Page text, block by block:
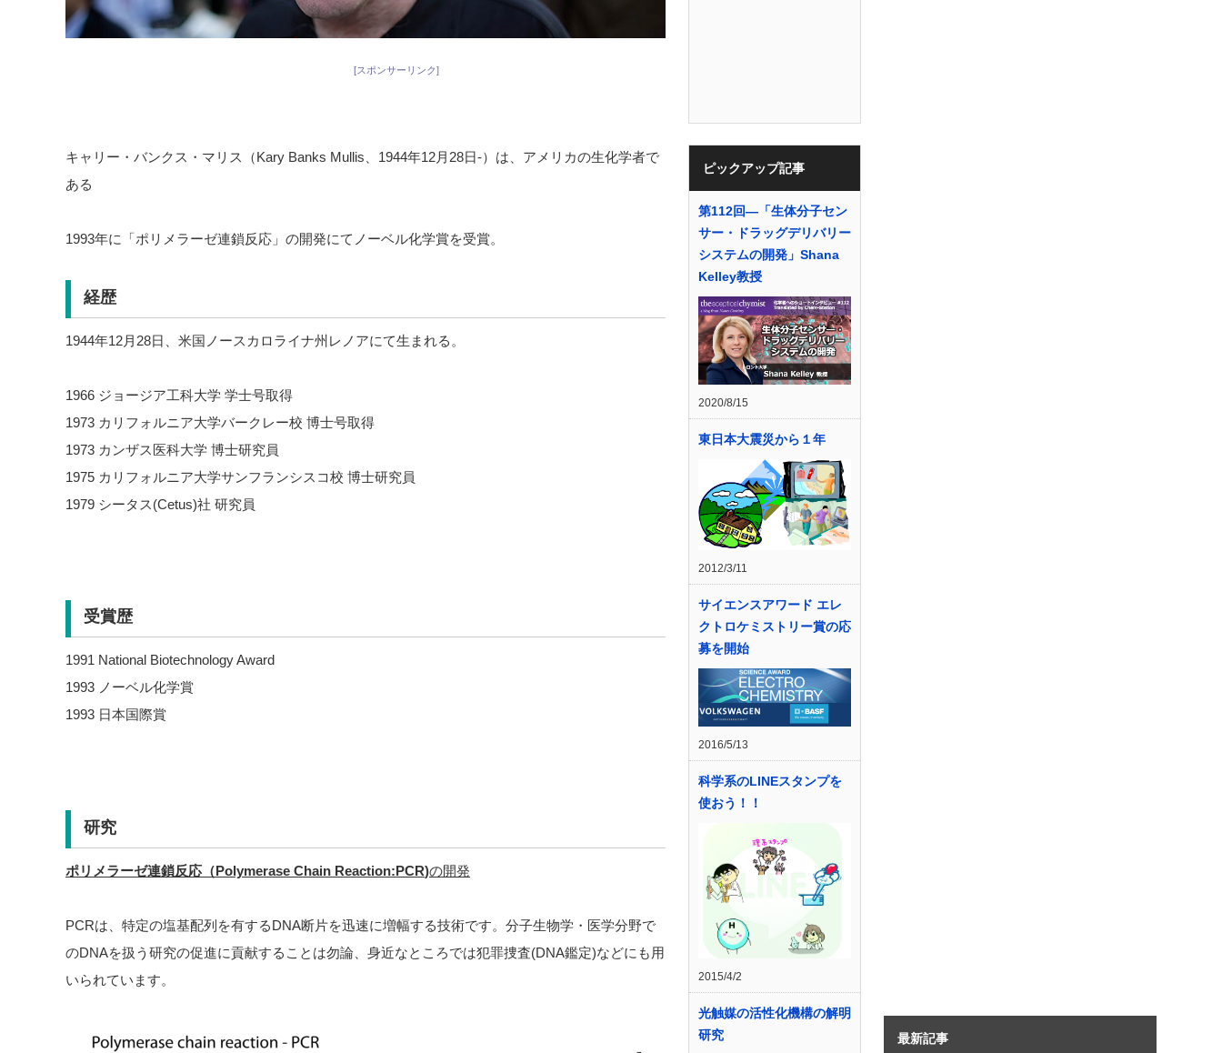
[スポンサーリンク]
キャリー・バンクス・マリス（Kary Banks Mullis、1944年12月28日-）は、アメリカの生化学者で
ある
1993年に「ポリメラーゼ連鎖反応」の開発にてノーベル化学賞を受賞。
経歴
1944年12月28日、米国ノースカロライナ州レノアにて生まれる。
1966 ジョージア工科大学 学士号取得
1973 カリフォルニア大学バークレー校 博士号取得
1973 カンザス医科大学 博士研究員
1975 カリフォルニア大学サンフランシスコ校 博士研究員
1979 シータス(Cetus)社 研究員
受賞歴
1991 National Biotechnology Award
1993 ノーベル化学賞
1993 日本国際賞
研究
ポリメラーゼ連鎖反応（Polymerase Chain Reaction:PCR)の開発
PCRは、特定の塩基配列を有するDNA断片を迅速に増幅する技術です。分子生物学・医学分野で
のDNAを扱う研究の促進に貢献することは勿論、身近なところでは犯罪捜査(DNA鑑定)などにも用
いられています。
ピックアップ記事
第112回―「生体分子セン
サー・ドラッグデリバリー
システムの開発」Shana
Kelley教授
2020/8/15
東日本大震災から１年
2012/3/11
サイエンスアワード エレ
クトロケミストリー賞の応
募を開始
2016/5/13
科学系のLINEスタンプを
使おう！！
2015/4/2
光触媒の活性化機構の解明
研究
最新記事